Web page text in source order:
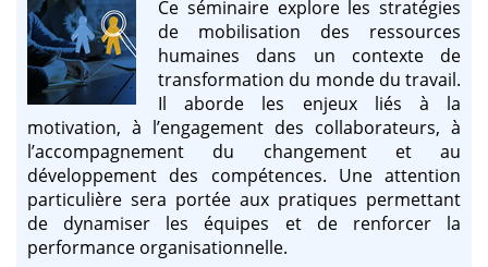
Ce séminaire explore les stratégies
de mobilisation des ressources
humaines dans un contexte de
transformation du monde du travail.
Il aborde les enjeux liés à la
motivation, à l’engagement des collaborateurs, à
l’accompagnement du changement et au
développement des compétences. Une attention
particulière sera portée aux pratiques permettant
de dynamiser les équipes et de renforcer la
performance organisationnelle.